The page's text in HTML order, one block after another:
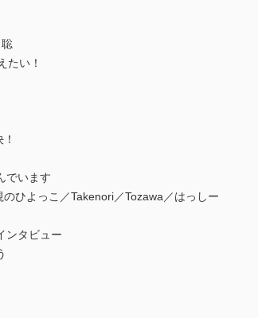
たい！
でいます
ひよっこ／Takenori／Tozawa／はっしー
ンタビュー